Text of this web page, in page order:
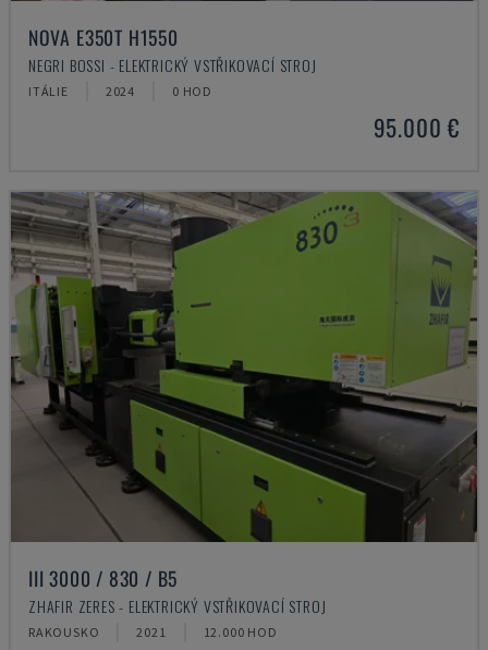
NOVA E350T H1550
NEGRI BOSSI - ELEKTRICKÝ VSTŘIKOVACÍ STROJ
ITÁLIE 2024 0 HOD
95.000 €
III 3000 / 830 / B5
ZHAFIR ZERES - ELEKTRICKÝ VSTŘIKOVACÍ STROJ
RAKOUSKO 2021 12.000 HOD